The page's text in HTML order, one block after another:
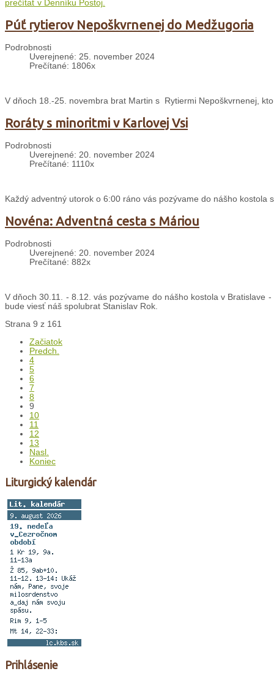
prečítať v Denníku Postoj.
Púť rytierov Nepoškvrnenej do Medžugoria
Podrobnosti
Uverejnené: 25. november 2024
Prečítané: 1806x
V dňoch 18.-25. novembra brat Martin s Rytiermi Nepoškvrnenej,
Roráty s minoritmi v Karlovej Vsi
Podrobnosti
Uverejnené: 20. november 2024
Prečítané: 1110x
Každý adventný utorok o 6:00 ráno vás pozývame do nášho
Novéna: Adventná cesta s Máriou
Podrobnosti
Uverejnené: 20. november 2024
Prečítané: 882x
V dňoch 30.11. - 8.12. vás pozývame do nášho kostola v Bratislave
bude viesť náš spolubrat Stanislav Rok.
Strana 9 z 161
Začiatok
Predch.
4
5
6
7
8
9
10
11
12
13
Nasl.
Koniec
Liturgický kalendár
Prihlásenie